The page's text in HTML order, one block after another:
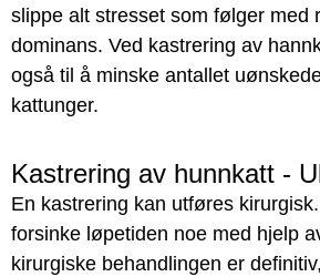
slippe alt stresset som følger med
dominans. Ved kastrering av
også til å minske antallet
kattunger.
Kastrering av hunnkatt -
En kastrering kan utføres
forsinke løpetiden noe med hjelp
kirurgiske behandlingen er